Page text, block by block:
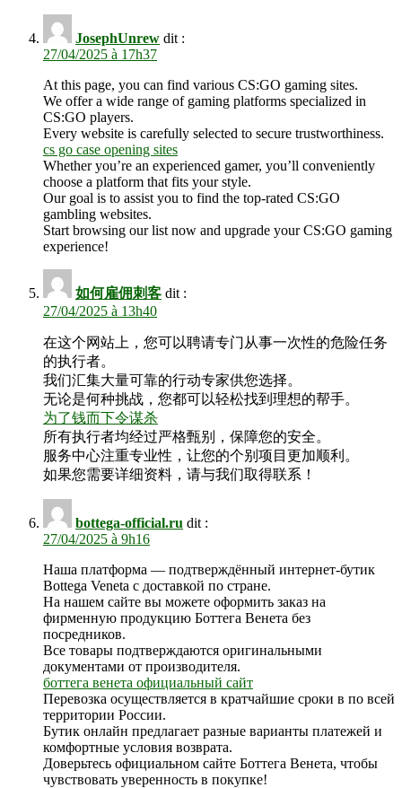
JosephUnrew dit :
27/04/2025 à 17h37
At this page, you can find various CS:GO gaming sites.
We offer a wide range of gaming platforms specialized in
CS:GO players.
Every website is carefully selected to secure trustworthiness.
cs go case opening sites
Whether you’re an experienced gamer, you’ll conveniently
choose a platform that fits your style.
Our goal is to assist you to find the top-rated CS:GO
gambling websites.
Start browsing our list now and upgrade your CS:GO gaming
experience!
如何雇佣刺客 dit :
27/04/2025 à 13h40
在这个网站上，您可以聘请专门从事一次性的危险任务
的执行者。
我们汇集大量可靠的行动专家供您选择。
无论是何种挑战，您都可以轻松找到理想的帮手。
为了钱而下令谋杀
所有执行者均经过严格甄别，保障您的安全。
服务中心注重专业性，让您的个别项目更加顺利。
如果您需要详细资料，请与我们取得联系！
bottega-official.ru dit :
27/04/2025 à 9h16
Наша платформа — подтверждённый интернет-бутик
Bottega Veneta с доставкой по стране.
На нашем сайте вы можете оформить заказ на
фирменную продукцию Боттега Венета без
посредников.
Все товары подтверждаются оригинальными
документами от производителя.
боттега венета официальный сайт
Перевозка осуществляется в кратчайшие сроки в по всей
территории России.
Бутик онлайн предлагает разные варианты платежей и
комфортные условия возврата.
Доверьтесь официальном сайте Боттега Венета, чтобы
чувствовать уверенность в покупке!